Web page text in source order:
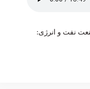
نفت و انرژی: